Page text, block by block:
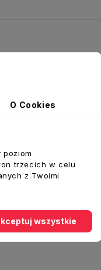
O Cookies
trzecich w celu
z Twoimi
wszystkie